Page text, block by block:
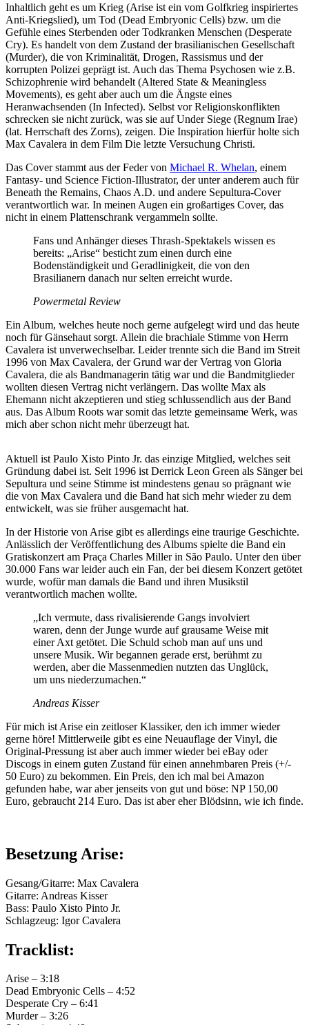
Inhaltlich geht es um Krieg (Arise ist ein vom Golfkrieg inspiriertes
Anti-Kriegslied), um Tod (Dead Embryonic Cells) bzw. um die
Gefühle eines Sterbenden oder Todkranken Menschen (Desperate
Cry). Es handelt von dem Zustand der brasilianischen Gesellschaft
(Murder), die von Kriminalität, Drogen, Rassismus und der
korrupten Polizei geprägt ist. Auch das Thema Psychosen wie z.B.
Schizophrenie wird behandelt (Altered State & Meaningless
Movements), es geht aber auch um die Ängste eines
Heranwachsenden (In Infected). Selbst vor Religionskonflikten
schrecken sie nicht zurück, was sie auf Under Siege (Regnum Irae)
(lat. Herrschaft des Zorns), zeigen. Die Inspiration hierfür holte sich
Max Cavalera in dem Film Die letzte Versuchung Christi.
Das Cover stammt aus der Feder von Michael R. Whelan, einem
Fantasy- und Science Fiction-Illustrator, der unter anderem auch für
Beneath the Remains, Chaos A.D. und andere Sepultura-Cover
verantwortlich war. In meinen Augen ein großartiges Cover, das
nicht in einem Plattenschrank vergammeln sollte.
Fans und Anhänger dieses Thrash-Spektakels wissen es
bereits: „Arise“ besticht zum einen durch eine
Bodenständigkeit und Geradlinigkeit, die von den
Brasilianern danach nur selten erreicht wurde.
Powermetal Review
Ein Album, welches heute noch gerne aufgelegt wird und das heute
noch für Gänsehaut sorgt. Allein die brachiale Stimme von Herrn
Cavalera ist unverwechselbar. Leider trennte sich die Band im Streit
1996 von Max Cavalera, der Grund war der Vertrag von Gloria
Cavalera, die als Bandmanagerin tätig war und die Bandmitglieder
wollten diesen Vertrag nicht verlängern. Das wollte Max als
Ehemann nicht akzeptieren und stieg schlussendlich aus der Band
aus. Das Album Roots war somit das letzte gemeinsame Werk, was
mich aber schon nicht mehr überzeugt hat.
Aktuell ist Paulo Xisto Pinto Jr. das einzige Mitglied, welches seit
Gründung dabei ist. Seit 1996 ist Derrick Leon Green als Sänger bei
Sepultura und seine Stimme ist mindestens genau so prägnant wie
die von Max Cavalera und die Band hat sich mehr wieder zu dem
entwickelt, was sie früher ausgemacht hat.
In der Historie von Arise gibt es allerdings eine traurige Geschichte.
Anlässlich der Veröffentlichung des Albums spielte die Band ein
Gratiskonzert am Praça Charles Miller in São Paulo. Unter den über
30.000 Fans war leider auch ein Fan, der bei diesem Konzert getötet
wurde, wofür man damals die Band und ihren Musikstil
verantwortlich machen wollte.
„Ich vermute, dass rivalisierende Gangs involviert
waren, denn der Junge wurde auf grausame Weise mit
einer Axt getötet. Die Schuld schob man auf uns und
unsere Musik. Wir begannen gerade erst, berühmt zu
werden, aber die Massenmedien nutzten das Unglück,
um uns niederzumachen.“
Andreas Kisser
Für mich ist Arise ein zeitloser Klassiker, den ich immer wieder
gerne höre! Mittlerweile gibt es eine Neuauflage der Vinyl, die
Original-Pressung ist aber auch immer wieder bei eBay oder
Discogs in einem guten Zustand für einen annehmbaren Preis (+/-
50 Euro) zu bekommen. Ein Preis, den ich mal bei Amazon
gefunden habe, war aber jenseits von gut und böse: NP 150,00
Euro, gebraucht 214 Euro. Das ist aber eher Blödsinn, wie ich finde.
Besetzung Arise:
Gesang/Gitarre: Max Cavalera
Gitarre: Andreas Kisser
Bass: Paulo Xisto Pinto Jr.
Schlagzeug: Igor Cavalera
Tracklist:
Arise – 3:18
Dead Embryonic Cells – 4:52
Desperate Cry – 6:41
Murder – 3:26